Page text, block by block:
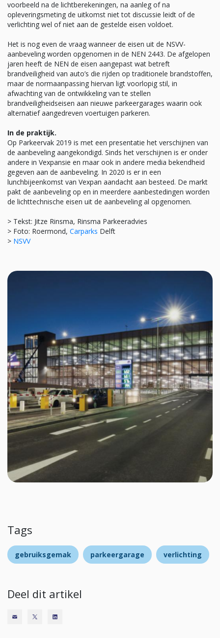
voorbeeld na de lichtberekeningen, na aanleg of na
opleveringsmeting de uitkomst niet tot discussie leidt of de
verlichting wel of niet aan de gestelde eisen voldoet.
Het is nog even de vraag wanneer de eisen uit de NSVV-
aanbeveling worden opgenomen in de NEN 2443. De afgelopen
jaren heeft de NEN de eisen aangepast wat betreft
brandveiligheid van auto’s die rijden op traditionele brandstoffen,
maar de normaanpassing hiervan ligt voorlopig stil, in
afwachting van de ontwikkeling van te stellen
brandveiligheidseisen aan nieuwe parkeergarages waarin ook
alternatief aangedreven voertuigen parkeren.
In de praktijk.
Op Parkeervak 2019 is met een presentatie het verschijnen van
de aanbeveling aangekondigd. Sinds het verschijnen is er onder
andere in Vexpansie en maar ook in andere media bekendheid
gegeven aan de aanbeveling. In 2020 is er in een
lunchbijeenkomst van Vexpan aandacht aan besteed. De markt
pakt de aanbeveling op en in meerdere aanbestedingen worden
de lichttechnische eisen uit de aanbeveling al opgenomen.
> Tekst: Jitze Rinsma, Rinsma Parkeeradvies
> Foto: Roermond, Carparks Delft
> NSVV
Tags
gebruiksgemak parkeergarage verlichting
Deel dit artikel